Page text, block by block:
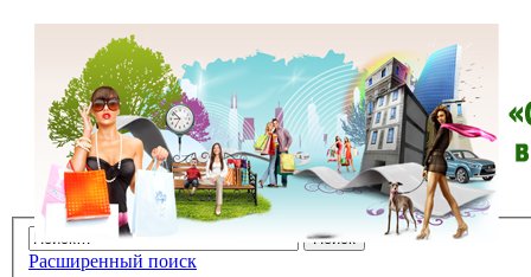
Расширенный поиск